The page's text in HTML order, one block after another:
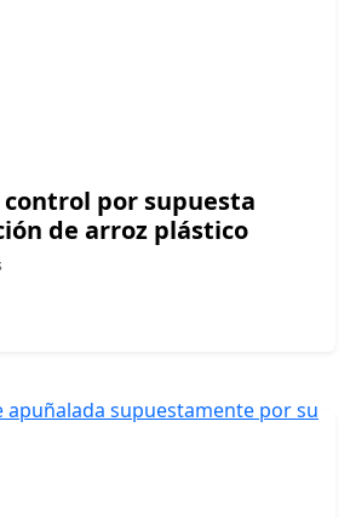
por supuesta
de arroz plástico